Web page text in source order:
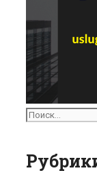
Поиск
для: